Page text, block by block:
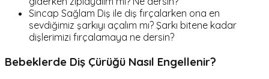
Sincap Sağlam Diş ile diş fırçalarken ona en
sevdiğimiz şarkıyı açalım mı? Şarkı bitene kadar
dişlerimizi fırçalamaya ne dersin?
Bebeklerde Diş Çürüğü Nasıl Engellenir?